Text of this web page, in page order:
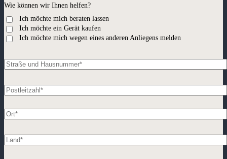
Wie können wir Ihnen helfen?
Ich möchte mich beraten lassen
Ich möchte ein Gerät kaufen
Ich möchte mich wegen eines anderen Anliegens melden